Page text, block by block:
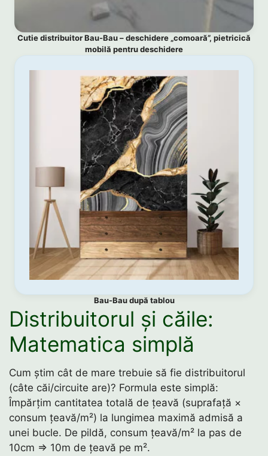
Cutie distribuitor Bau-Bau – deschidere „comoară”, pietricică
mobilă pentru deschidere
Bau-Bau după tablou
Distribuitorul și căile:
Matematica simplă
Cum știm cât de mare trebuie să fie distribuitorul
(câte căi/circuite are)? Formula este simplă:
Împărțim cantitatea totală de țeavă (suprafață ×
consum țeavă/m²) la lungimea maximă admisă a
unei bucle. De pildă, consum țeavă/m² la pas de
10cm ⇒ 10m de țeavă pe m².